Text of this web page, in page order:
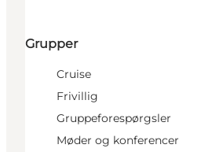
Grupper
Cruise
Frivillig
Gruppeforespørgsler
Møder og konferencer